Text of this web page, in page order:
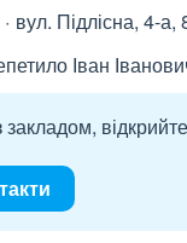
вул. Підлісна, 4-а,
Іван
закладом,